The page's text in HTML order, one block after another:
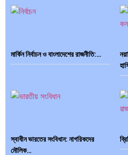
মার্কিন নির্বাচন ও বাংলাদেশের রাজনীতি:…
স্বাধীন ভারতের সংবিধান: নাগরিকদের
মৌলিক…